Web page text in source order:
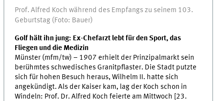
Prof. Alfred Koch während des Empfangs zu seinem 103.
Geburtstag (Foto: Bauer)
Golf hält ihn jung: Ex-Chefarzt lebt für den Sport, das
Fliegen und die Medizin
Münster (mfm/tw) – 1907 erhielt der Prinzipalmarkt sein
berühmtes schwedisches Granitpflaster. Die Stadt putzte
sich für hohen Besuch heraus, Wilhelm II. hatte sich
angekündigt. Als der Kaiser kam, lag der Koch schon in
Windeln: Prof. Dr. Alfred Koch feierte am Mittwoch [23.